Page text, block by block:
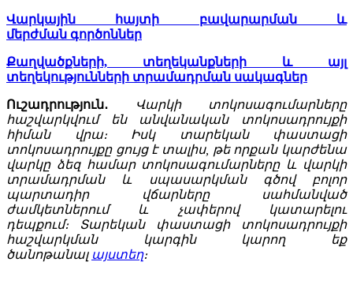
Վարկային հայտի բավարարման և
մերժման գործոններ
Քաղվածքների, տեղեկանքների և այլ
տեղեկությունների տրամադրման սակագներ
Ուշադրություն․
Վարկի տոկոսագումարները
հաշվարկվում են անվանական տոկոսադրույքի
հիման վրա։ Իսկ տարեկան փաստացի
տոկոսադրույքը ցույց է տալիս, թե որքան կարժենա
վարկը ձեզ համար տոկոսագումարները և վարկի
տրամադրման և սպասարկման գծով բոլոր
պարտադիր վճարները սահմանված
ժամկետներում և չափերով կատարելու
դեպքում։ Տարեկան փաստացի տոկոսադրույքի
հաշվարկման կարգին կարող եք
ծանոթանալ այստեղ։